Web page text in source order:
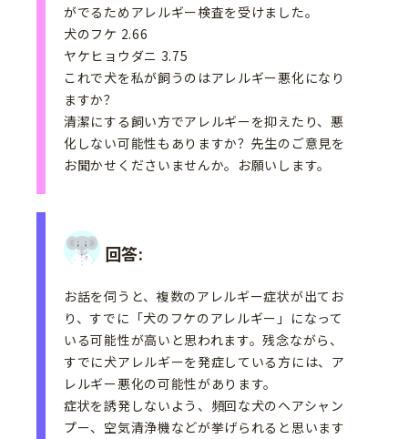
がでるためアレルギー検査を受けました。
犬のフケ 2.66
ヤケヒョウダニ 3.75
これで犬を私が飼うのはアレルギー悪化になり
ますか？
清潔にする飼い方でアレルギーを抑えたり、悪
化しない可能性もありますか？先生のご意見を
お聞かせくださいませんか。お願いします。
回答:
お話を伺うと、複数のアレルギー症状が出てお
り、すでに「犬のフケのアレルギー」になって
いる可能性が高いと思われます。残念ながら、
すでに犬アレルギーを発症している方には、ア
レルギー悪化の可能性があります。
症状を誘発しないよう、頻回な犬のヘアシャン
プー、空気清浄機などが挙げられると思います